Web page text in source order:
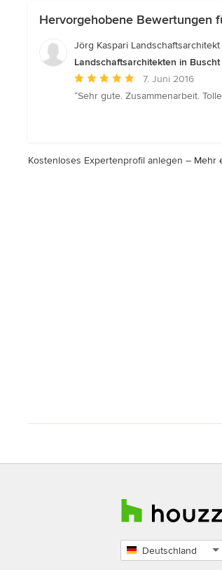
Hervorgehobene Bewertungen
Jörg Kaspari Landschaftsarchitekt
Landschaftsarchitekten in Buscht
Durchschnittliche
Bewertung:
7. Juni 2016
“Sehr gute. Zusammenarbeit.
Kostenloses Expertenprofil anlegen – Mehr
Deutschland